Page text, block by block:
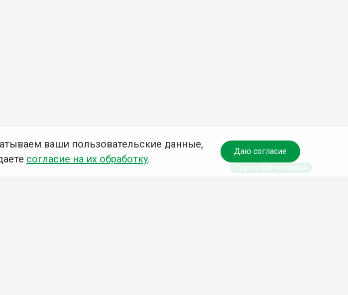
ваши пользовательские данные,
согласие на их обработку.
Даю согласие
Спроси библиотекаря